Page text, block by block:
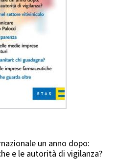
un anno dopo:
e le autorità di vigilanza?